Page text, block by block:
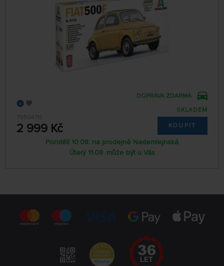
79504715
2 999 Kč
DOPRAVA ZDARMA
SKLADEM
KOUPIT
Pondělí 10.08. na prodejně Nademlejnská
Úterý 11.08. může být u Vás